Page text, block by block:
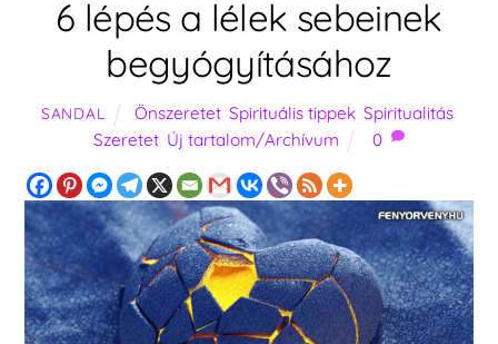
6 lépés a lélek sebeinek
begyógyításához
SANDAL Önszeretet, Spirituális tippek, Spiritualitás,
Szeretet, Új tartalom/Archívum 0